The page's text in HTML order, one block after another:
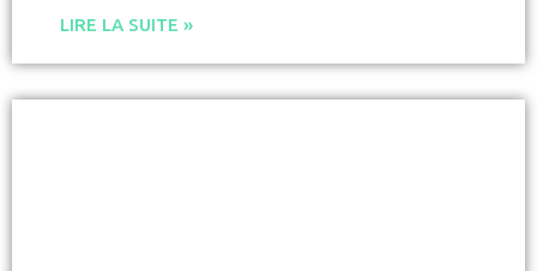
LIRE LA SUITE »